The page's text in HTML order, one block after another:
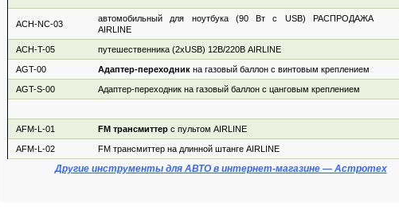
ACH-NC-03
автомобильный для ноутбука (90 Вт с USB) РАСПРОДАЖА
AIRLINE
ACH-T-05 путешественника (2хUSB) 12В/220В AIRLINE
AGT-00 Адаптер-переходник на газовый баллон с винтовым креплением
AGT-S-00 Адаптер-переходник на газовый баллон с цанговым креплением
AFM-L-01 FM трансмиттер с пультом AIRLINE
AFM-L-02 FM трансмиттер на длинной штанге AIRLINE
Другие инструменты для АВТО в интернет-магазине — Астротех